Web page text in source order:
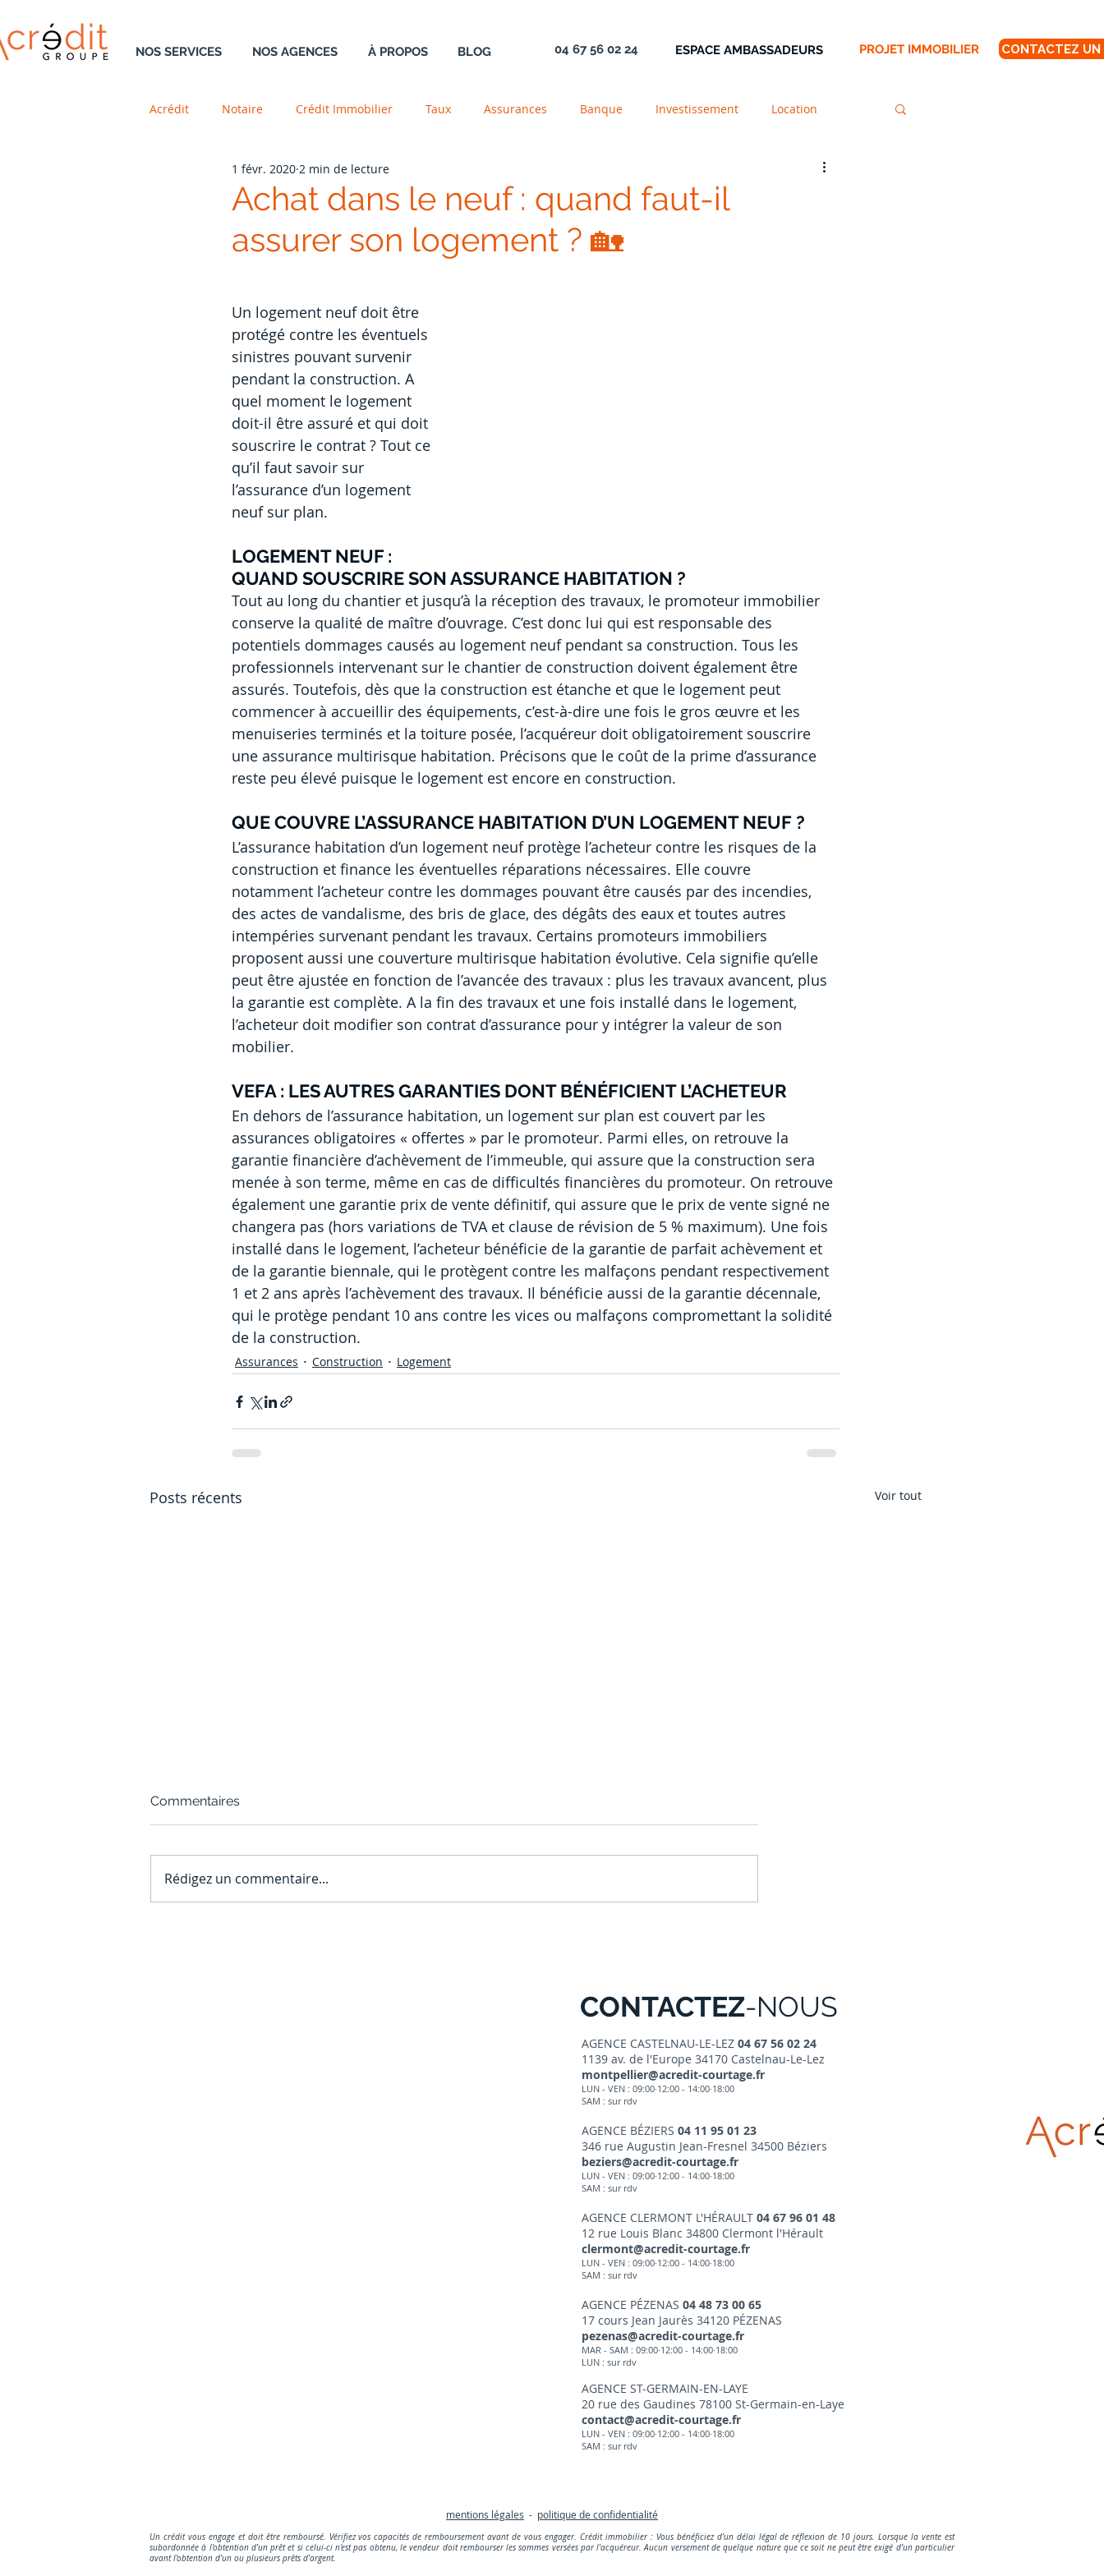
NOS SERVICES NOS AGENCES À PROPOS BLOG 04 67 56 02 24 ESPACE AMBASSADEURS PROJET IMMOBILIER
Acrédit Notaire Crédit Immobilier Taux Assurances Banque Investissement Location
Résidence Principale Rénovation
Aménagement Neuf Vente Newsletter PTZ Aide Définition
DreamTeam
Achat dans le neuf : quand faut-il
assurer son logement ? 🏡
1 févr. 2020 2 min de lecture
Un logement neuf doit être
protégé contre les éventuels
sinistres pouvant survenir
pendant la construction. A
quel moment le logement
doit-il être assuré et qui doit
souscrire le contrat ? Tout ce
qu’il faut savoir sur
l’assurance d’un logement
neuf sur plan.
LOGEMENT NEUF :
QUAND SOUSCRIRE SON ASSURANCE HABITATION ?
Tout au long du chantier et jusqu’à la réception des travaux, le promoteur immobilier
conserve la qualité de maître d’ouvrage. C’est donc lui qui est responsable des
potentiels dommages causés au logement neuf pendant sa construction. Tous les
professionnels intervenant sur le chantier de construction doivent également être
assurés. Toutefois, dès que la construction est étanche et que le logement peut
commencer à accueillir des équipements, c’est-à-dire une fois le gros œuvre et les
menuiseries terminés et la toiture posée, l’acquéreur doit obligatoirement souscrire
une assurance multirisque habitation. Précisons que le coût de la prime d’assurance
reste peu élevé puisque le logement est encore en construction.
QUE COUVRE L’ASSURANCE HABITATION D’UN LOGEMENT NEUF ?
L’assurance habitation d’un logement neuf protège l’acheteur contre les risques de la
construction et finance les éventuelles réparations nécessaires. Elle couvre
notamment l’acheteur contre les dommages pouvant être causés par des incendies,
des actes de vandalisme, des bris de glace, des dégâts des eaux et toutes autres
intempéries survenant pendant les travaux. Certains promoteurs immobiliers
proposent aussi une couverture multirisque habitation évolutive. Cela signifie qu’elle
peut être ajustée en fonction de l’avancée des travaux : plus les travaux avancent, plus
la garantie est complète. A la fin des travaux et une fois installé dans le logement,
l’acheteur doit modifier son contrat d’assurance pour y intégrer la valeur de son
mobilier.
VEFA : LES AUTRES GARANTIES DONT BÉNÉFICIENT L’ACHETEUR
En dehors de l’assurance habitation, un logement sur plan est couvert par les
assurances obligatoires « offertes » par le promoteur. Parmi elles, on retrouve la
garantie financière d’achèvement de l’immeuble, qui assure que la construction sera
menée à son terme, même en cas de difficultés financières du promoteur. On retrouve
également une garantie prix de vente définitif, qui assure que le prix de vente signé ne
changera pas (hors variations de TVA et clause de révision de 5 % maximum). Une fois
installé dans le logement, l’acheteur bénéficie de la garantie de parfait achèvement et
de la garantie biennale, qui le protègent contre les malfaçons pendant respectivement
1 et 2 ans après l’achèvement des travaux. Il bénéficie aussi de la garantie décennale,
qui le protège pendant 10 ans contre les vices ou malfaçons compromettant la solidité
de la construction.
Assurances Construction Logement
Posts récents Voir tout
Commentaires
Rédigez un commentaire...
CONTACTEZ-NOUS
AGENCE CASTELNAU-LE-LEZ 04 67 56 02 24
1139 av. de l'Europe 34170 Castelnau-Le-Lez
montpellier@acredit-courtage.fr
LUN - VEN : 09:00·12:00 - 14:00·18:00
SAM : sur rdv
AGENCE BÉZIERS 04 11 95 01 23
346 rue Augustin Jean-Fresnel 34500 Béziers
beziers@acredit-courtage.fr
LUN - VEN : 09:00·12:00 - 14:00·18:00
SAM : sur rdv
AGENCE CLERMONT L'HÉRAULT 04 67 96 01 48
12 rue Louis Blanc 34800 Clermont l'Hérault
clermont@acredit-courtage.fr
LUN - VEN : 09:00·12:00 - 14:00·18:00
SAM : sur rdv
AGENCE PÉZENAS 04 48 73 00 65
17 cours Jean Jaurès 34120 PÉZENAS
pezenas@acredit-courtage.fr
MAR - SAM : 09:00·12:00 - 14:00·18:00
LUN : sur rdv
AGENCE ST-GERMAIN-EN-LAYE
20 rue des Gaudines 78100 St-Germain-en-Laye
contact@acredit-courtage.fr
LUN - VEN : 09:00·12:00 - 14:00·18:00
SAM : sur rdv
mentions légales - politique de confidentialité
Un crédit vous engage et doit être remboursé. Vérifiez vos capacités de remboursement avant de vous engager. Crédit immobilier : Vous bénéficiez d’un délai légal de réflexion de 10 jours. Lorsque la vente est
subordonnée à l'obtention d’un prêt et si celui-ci n’est pas obtenu, le vendeur doit rembourser les sommes versées par l'acquéreur. Aucun versement de quelque nature que ce soit ne peut être exigé d’un particulier
avant l’obtention d’un ou plusieurs prêts d'argent.